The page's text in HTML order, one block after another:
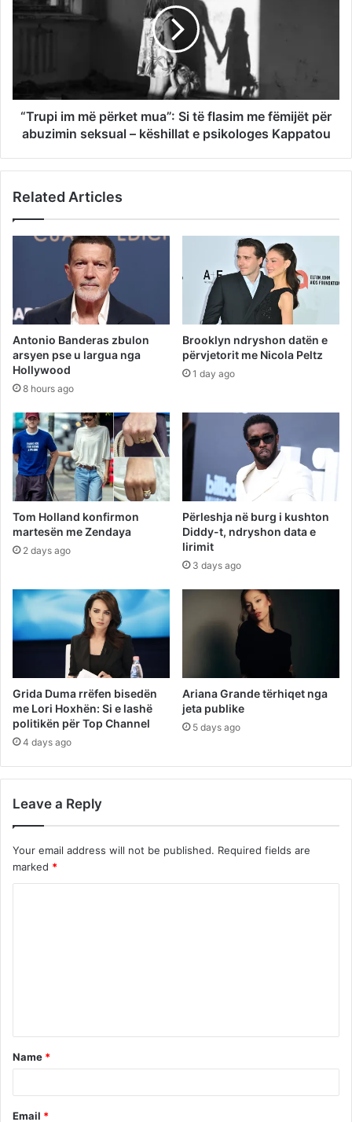
“Trupi im më përket mua”: Si të flasim me fëmijët për
abuzimin seksual – këshillat e psikologes Kappatou
Related Articles
Antonio Banderas zbulon
arsyen pse u largua nga
Hollywood
8 hours ago
Brooklyn ndryshon datën e
përvjetorit me Nicola Peltz
1 day ago
Tom Holland konfirmon
martesën me Zendaya
2 days ago
Përleshja në burg i kushton
Diddy-t, ndryshon data e
lirimit
3 days ago
Grida Duma rrëfen bisedën
me Lori Hoxhën: Si e lashë
politikën për Top Channel
4 days ago
Ariana Grande tërhiqet nga
jeta publike
5 days ago
Leave a Reply
Your email address will not be published. Required fields are
marked *
t
*
Name *
Email *